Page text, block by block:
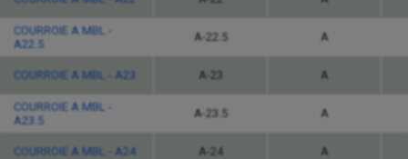
COURROIE A MBL -
A22.5
A-22.5 A
COURROIE A MBL - A23 A-23 A
COURROIE A MBL -
A23.5
A-23.5 A
COURROIE A MBL - A24 A-24 A